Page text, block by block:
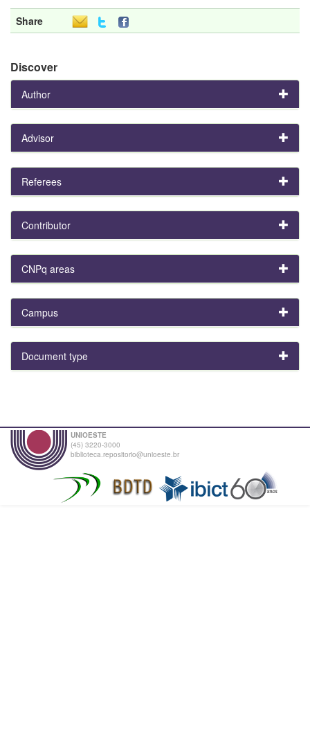
Share
Discover
Author
Advisor
Referees
Contributor
CNPq areas
Campus
Document type
UNIOESTE
(45) 3220-3000
biblioteca.repositorio@unioeste.br